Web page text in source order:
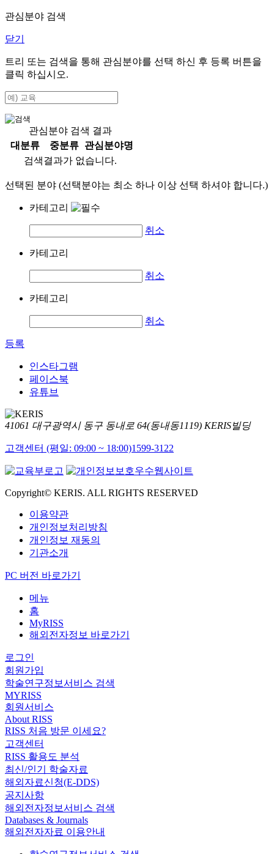
관심분야 검색
닫기
트리 또는 검색을 통해 관심분야를 선택 하신 후 등록 버튼을
클릭 하십시오.
관심분야 검색 결과
대분류
중분류
관심분야명
검색결과가 없습니다.
선택된 분야 (선택분야는 최소 하나 이상 선택 하셔야 합니다.)
카테고리
취소
카테고리
취소
카테고리
취소
등록
인스타그램
페이스북
유튜브
41061 대구광역시 동구 동내로 64(동내동1119) KERIS빌딩
고객센터 (평일: 09:00 ~ 18:00)1599-3122
Copyright© KERIS. ALL RIGHTS RESERVED
이용약관
개인정보처리방침
개인정보 재동의
기관소개
PC 버전 바로가기
메뉴
홈
MyRISS
해외전자정보 바로가기
로그인
회원가입
학술연구정보서비스 검색
MYRISS
회원서비스
About RISS
RISS 처음 방문 이세요?
고객센터
RISS 활용도 분석
최신/인기 학술자료
해외자료신청(E-DDS)
공지사항
해외전자정보서비스 검색
Databases & Journals
해외전자자료 이용안내